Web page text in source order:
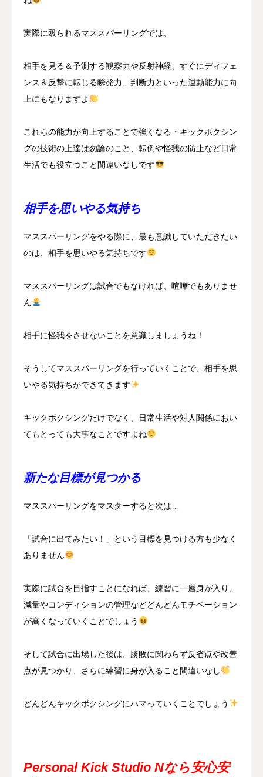
実際に殴られるマススパーリングでは、
相手を見る＆予測する観察力や反射神経、すぐにディフェ
ンス＆反撃に転じる瞬発力、判断力といった運動能力に向
上にもなりますよ
これらの能力が向上することで強くなる・キックボクシン
グの技術の上達は勿論のこと、転倒や怪我の防止など日常
生活でも役立つこと間違いなしです
相手を思いやる気持ち
マススパーリングをやる際に、最も意識していただきたい
のは、相手を思いやる気持ちです
マススパーリングは試合でもなければ、喧嘩でもありませ
ん
相手に怪我をさせないことを意識しましょうね！
そうしてマススパーリングを行っていくことで、相手を思
いやる気持ちができてきます
キックボクシングだけでなく、日常生活や対人関係におい
てもとっても大事なことですよね
新たな目標が見つかる
マススパーリングをマスターすると次は…
「試合に出てみたい！」という目標を見つける方も少なく
ありません
実際に試合を目指すことになれば、練習に一層身が入り、
減量やコンディションの管理などどんどんモチベーション
が高くなっていくことでしょう
そして試合に出場した後は、勝敗に関わらず反省点や改善
点が見つかり、さらに練習に身が入ること間違いなし
どんどんキックボクシングにハマっていくことでしょう
Personal Kick Studio Nなら安心安